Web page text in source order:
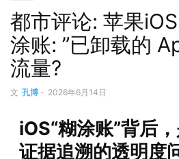
都市评论: 苹果
涂账: ”已卸载的
流量?
文 孔博 - 2026年6月14日
iOS“糊涂账”背后
证据追溯的透明度